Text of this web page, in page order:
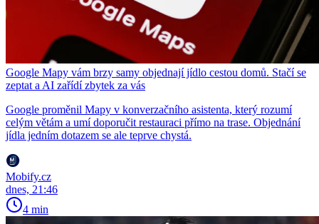
Google Mapy vám brzy samy objednají jídlo cestou domů. Stačí se
zeptat a AI zařídí zbytek za vás
Google proměnil Mapy v konverzačního asistenta, který rozumí
celým větám a umí doporučit restauraci přímo na trase. Objednání
jídla jedním dotazem se ale teprve chystá.
Mobify.cz
dnes, 21:46
4 min